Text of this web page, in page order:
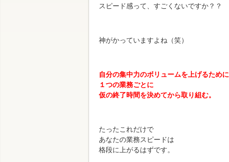
スピード感って、すごくないですか？？
神がかっていますよね（笑）
自分の集中力のボリュームを上げるために
１つの業務ごとに
仮の終了時間を決めてから取り組む。
たったこれだけで
あなたの業務スピードは
格段に上がるはずです。